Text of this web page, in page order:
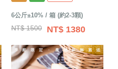
6公斤±10% / 箱 (約2-3顆)
NT$ 1500 NT$ 1380